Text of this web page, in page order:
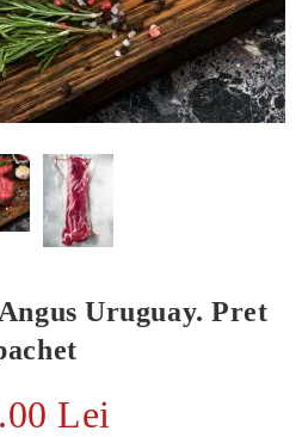
Uruguay. Pret
Lei